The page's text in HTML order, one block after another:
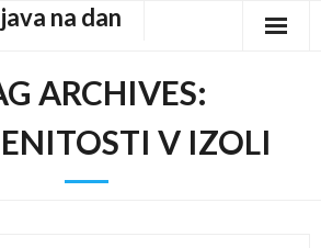
na dan
ARCHIVES:
V IZOLI